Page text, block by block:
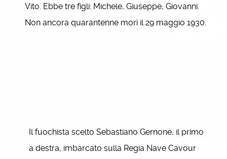
Vito. Ebbe tre figli: Michele, Giuseppe, Giovanni.
Non ancora quarantenne morì il 29 maggio 1930.
Il fuochista scelto Sebastiano Gernone, il primo
a destra, imbarcato sulla Regia Nave Cavour